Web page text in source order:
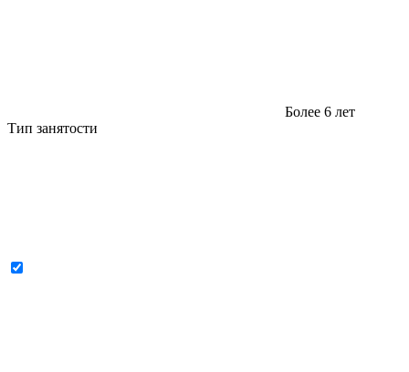
Более 6 лет
Тип занятости